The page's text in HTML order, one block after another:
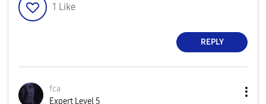
1 Like
REPLY
fca
Expert Level 5